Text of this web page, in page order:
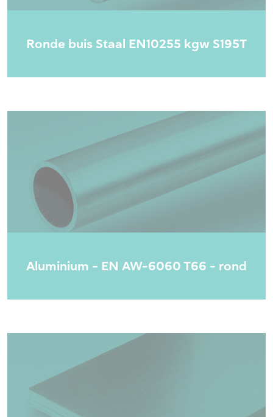
Ronde buis Staal EN10255 kgw S195T
Aluminium - EN AW-6060 T66 - rond